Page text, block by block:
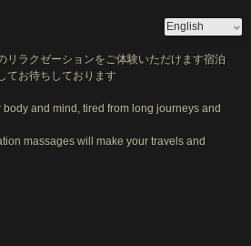
ラクゼーションをご体験いただけます宿泊
てお待ちしております
and mind, tired from long journeys and
massages will make your travels and